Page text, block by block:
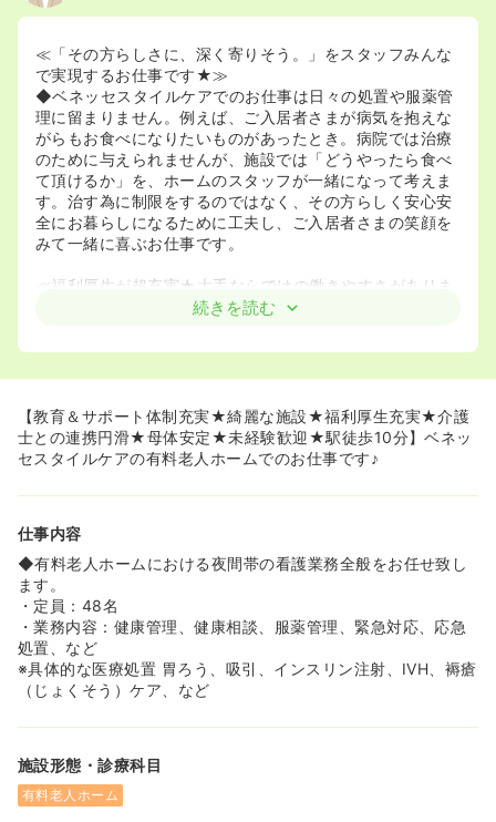
≪「その方らしさに、深く寄りそう。」をスタッフみんな
で実現するお仕事です★≫
◆ベネッセスタイルケアでのお仕事は日々の処置や服薬管
理に留まりません。例えば、ご入居者さまが病気を抱えな
がらもお食べになりたいものがあったとき。病院では治療
のために与えられませんが、施設では「どうやったら食べ
て頂けるか」を、ホームのスタッフが一緒になって考えま
す。治す為に制限をするのではなく、その方らしく安心安
全にお暮らしになるために工夫し、ご入居者さまの笑顔を
みて一緒に喜ぶお仕事です。
≪福利厚生が超充実★大手ならではの働きやすさがありま
ますので、寮のご利用、医療費の控除や保養所の利用等が
とした生活のバックアップを頂けます。
◆残業代は1分単位で支給。定期昇給の他に査定昇給があ
るので、頑張れば頑張るほど評価頂ける環境です！
80名以上おり、復帰率も80%以上です。産休・育休後、お
当の受給が可能となっており、長期的に働ける環境が整っ
ております。産休後の復職については、ホーム展開数が多
い同社だからこそ、高い確率で通勤に無理のない範囲内で
の職場復帰が可能です。
◆青物横丁駅徒歩10分と通勤しやすい立地です。
≪大手ならではのフォロー体制★≫
◆各エリア内のホームを統括する「エリアナース」という
談相手が居ないのでは…と心配される方もいらっしゃいま
ースに頼って頂けます！
◆入社時の研修は介護職・看護職一緒に受けて頂くので、
お互いの役割や業務内容を理解した上で現場の業務を行う
続きを読む
【教育＆サポート体制充実★綺麗な施設★福利厚生充実★介護
士との連携円滑★母体安定★未経験歓迎★駅徒歩10分】ベネッ
セスタイルケアの有料老人ホームでのお仕事です♪
仕事内容
◆有料老人ホームにおける夜間帯の看護業務全般をお任せ致し
ます。
・定員：48名
・業務内容：健康管理、健康相談、服薬管理、緊急対応、応急
処置、など
※具体的な医療処置 胃ろう、吸引、インスリン注射、IVH、褥瘡
（じょくそう）ケア、など
施設形態・診療科目
有料老人ホーム